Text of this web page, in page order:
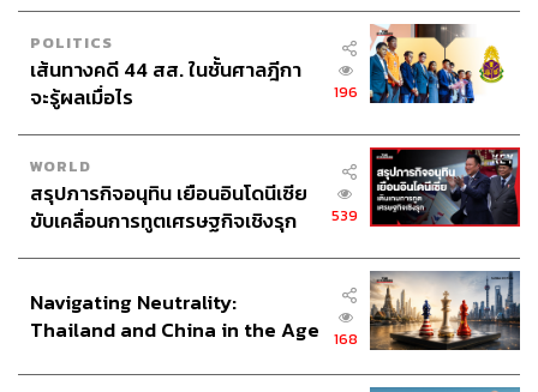
TAGS: ทักษิณ ชินวัตร
ประยุทธ์ จันทร์โอชา
คณะปฏิรูปการปกครองในระบอบประชาธิปไตยอันมีพระ
มหากษัตริย์ทรงเป็นประมุข
รัฐประหาร 49
การรัฐประหาร
กลุ่มทะลุฟ้า
กลุ่มรวมพลคนเสื้อแดงต่อต้านเผด็จการ
POLITICS
เส้นทางคดี 44 สส. ในชั้นศาลฎีกา
จะรู้ผลเมื่อไร
196
WORLD
สรุปภารกิจอนุทิน เยือนอินโดนีเซีย
ขับเคลื่อนการทูตเศรษฐกิจเชิงรุก
539
Navigating Neutrality:
Thailand and China in the Age
168